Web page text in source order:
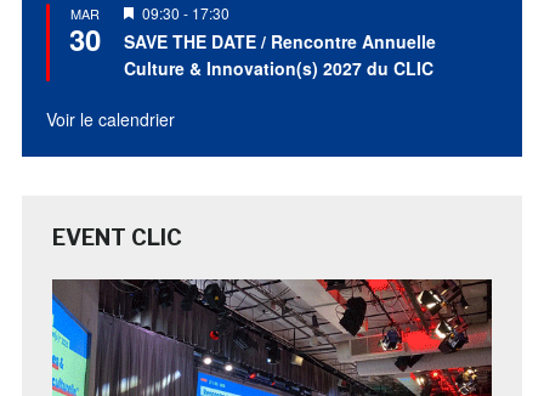
MAR
30
Mis
en
avant
09:30 - 17:30
SAVE THE DATE / Rencontre Annuelle
Culture & Innovation(s) 2027 du CLIC
Voir le calendrier
EVENT CLIC